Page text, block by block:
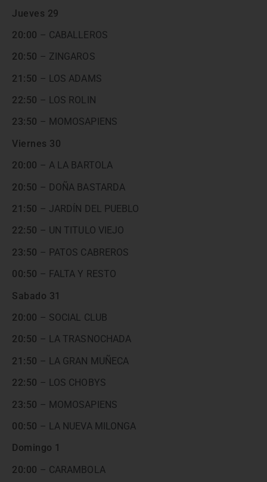
Jueves 29
20:00 – CABALLEROS
20:50 – ZINGAROS
21:50 – LOS ADAMS
22:50 – LOS ROLIN
23:50 – MOMOSAPIENS
Viernes 30
20:00 – A LA BARTOLA
20:50 – DOÑA BASTARDA
21:50 – JARDÍN DEL PUEBLO
22:50 – UN TITULO VIEJO
23:50 – PATOS CABREROS
00:50 – FALTA Y RESTO
Sabado 31
20:00 – SOCIAL CLUB
20:50 – LA TRASNOCHADA
21:50 – LA GRAN MUÑECA
22:50 – LOS CHOBYS
23:50 – MOMOSAPIENS
00:50 – LA NUEVA MILONGA
Domingo 1
20:00 – CARAMBOLA